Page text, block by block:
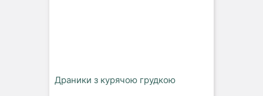
Драники з курячою грудкою